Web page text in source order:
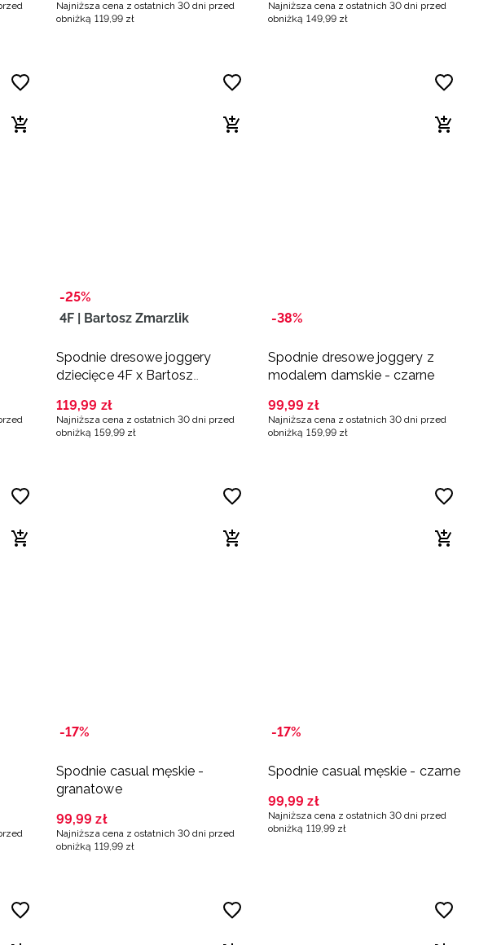
Najniższa cena z ostatnich 30 dni przed
obniżką 119, 99 zł
Najniższa cena z ostatnich 30 dni przed
obniżką 149, 99 zł
-25%
4F | Bartosz Zmarzlik
Spodnie dresowe joggery
dziecięce 4F x Bartosz
119,99 zł
Najniższa cena z ostatnich 30 dni przed
obniżką 159,99 zł
-38%
Spodnie dresowe joggery z
modalem damskie - czarne
99,99 zł
Najniższa cena z ostatnich 30 dni przed
obniżką 159,99 zł
-17%
Spodnie casual męskie -
granatowe
99,99 zł
Najniższa cena z ostatnich 30 dni przed
obniżką 119,99 zł
-17%
Spodnie casual męskie - czarne
99,99 zł
Najniższa cena z ostatnich 30 dni przed
obniżką 119,99 zł